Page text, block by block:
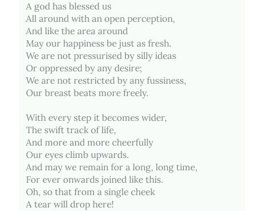
A god has blessed us
All around with an open perception,
And like the area around
May our happiness be just as fresh.
We are not pressurised by silly ideas
Or oppressed by any desire;
We are not restricted by any fussiness,
Our breast beats more freely.
With every step it becomes wider,
The swift track of life,
And more and more cheerfully
Our eyes climb upwards.
And may we remain for a long, long time,
For ever onwards joined like this.
Oh, so that from a single cheek
A tear will drop here!